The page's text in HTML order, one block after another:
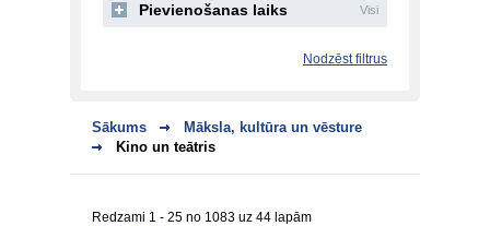
Sākums
Māksla, kultūra un vēsture
Kino un teātris
Redzami 1 - 25 no 1083 uz 44 lapām
Pievienošanas laiks Visi
Nodzēst filtrus